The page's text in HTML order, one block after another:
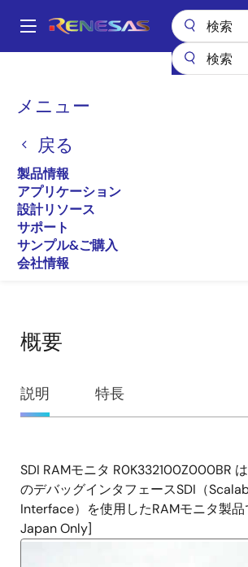
ン
Main
メニュー
戻る
製品情報
アプリケーション
設計リソース
サポート
サンプル&ご購入
会社情報
パ
く
ず
RAMモニタ
RAMモニタ
R0K332100Z000BR
モニタデバッガ/RAMモニタ
ページセクションへ移動：
概要
概
要
説明 特長
説
明
SDI RAMモニタ R0K332100Z000BR
のデバッグインタフェースSDI（
Interface）を使用したRAMモニタ製
Japan Only]